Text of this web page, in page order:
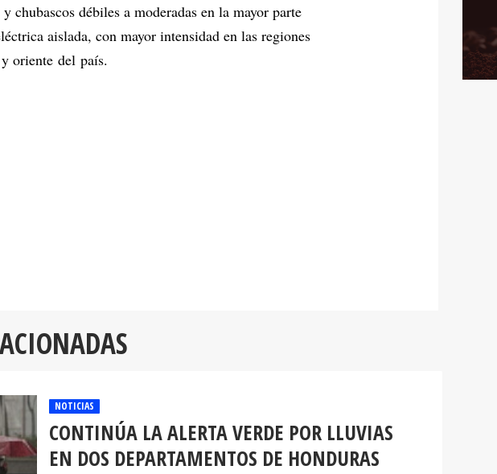
chubascos débiles a moderadas en la mayor parte
aislada, con mayor intensidad en las regiones
oriente del país.
NOTICIAS
CONTINÚA LA ALERTA VERDE POR LLUVIAS
EN DOS DEPARTAMENTOS DE HONDURAS